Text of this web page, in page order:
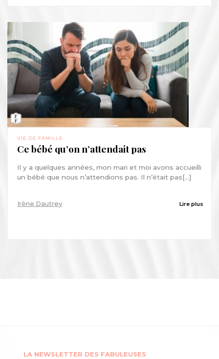
VIE DE FAMILLE
Ce bébé qu’on n’attendait pas
Il y a quelques années, mon mari et moi avons accueilli
un bébé que nous n’attendions pas. Il n’était pas[...]
Irène Dautrey Lire plus
LA NEWSLETTER DES FABULEUSES